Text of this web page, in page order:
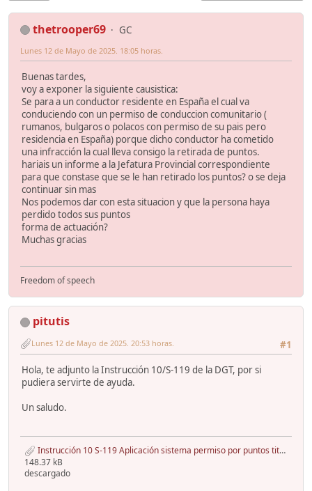
thetrooper69 GC
Lunes 12 de Mayo de 2025. 18:05 horas.
Buenas tardes,
voy a exponer la siguiente causistica:
Se para a un conductor residente en España el cual va
conduciendo con un permiso de conduccion comunitario (
rumanos, bulgaros o polacos con permiso de su pais pero
residencia en España) porque dicho conductor ha cometido
una infracción la cual lleva consigo la retirada de puntos.
hariais un informe a la Jefatura Provincial correspondiente
para que constase que se le han retirado los puntos? o se deja
continuar sin mas
Nos podemos dar con esta situacion y que la persona haya
perdido todos sus puntos
forma de actuación?
Muchas gracias
Freedom of speech
pitutis
#1
Lunes 12 de Mayo de 2025. 20:53 horas.
Hola, te adjunto la Instrucción 10/S-119 de la DGT, por si
pudiera servirte de ayuda.
Un saludo.
Instrucción 10 S-119 Aplicación sistema permiso por puntos titulares licencias y permisos.pdf
148.37 kB
descargado